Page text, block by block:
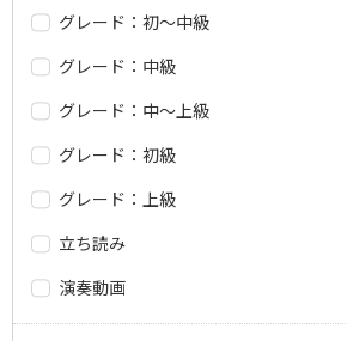
グレード：初～中級
グレード：中級
グレード：中～上級
グレード：初級
グレード：上級
立ち読み
演奏動画